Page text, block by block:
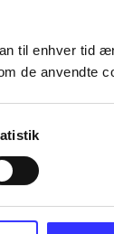
til enhver tid
de anvendte